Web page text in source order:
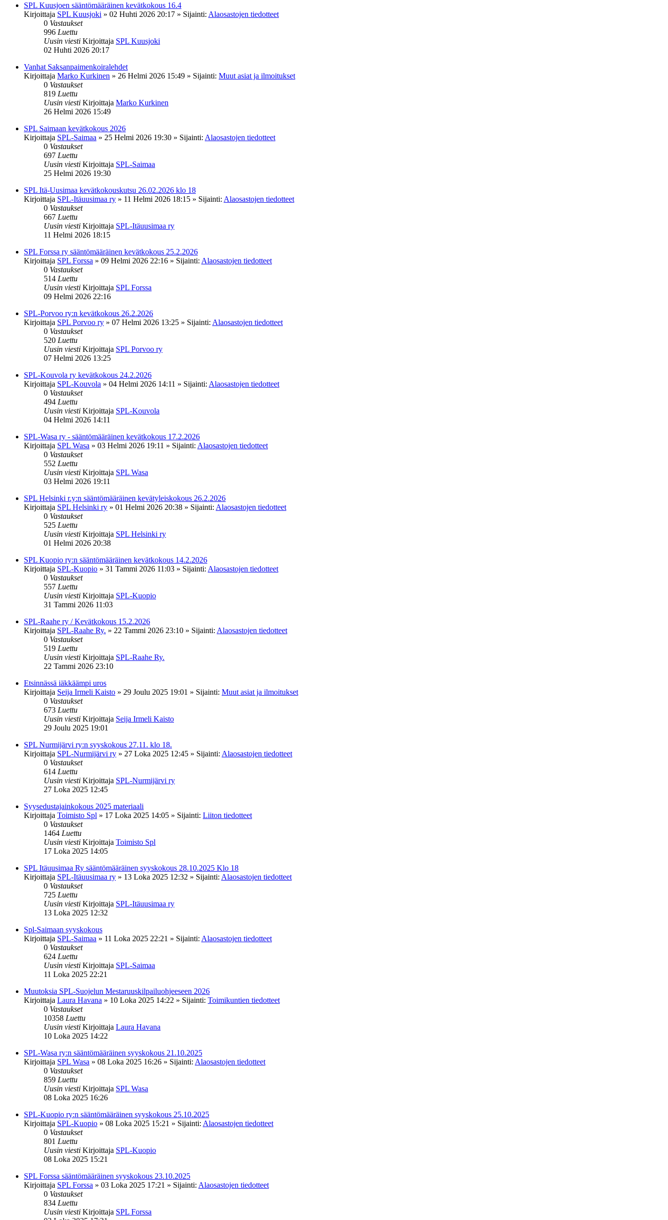
SPL Kuusjoen sääntömääräinen kevätkokous 16.4
Kirjoittaja SPL Kuusjoki » 02 Huhti 2026 20:17 » Sijainti: Alaosastojen tiedotteet
0 Vastaukset
996 Luettu
Uusin viesti Kirjoittaja SPL Kuusjoki
02 Huhti 2026 20:17
Vanhat Saksanpaimenkoiralehdet
Kirjoittaja Marko Kurkinen » 26 Helmi 2026 15:49 » Sijainti: Muut asiat ja ilmoitukset
0 Vastaukset
819 Luettu
Uusin viesti Kirjoittaja Marko Kurkinen
26 Helmi 2026 15:49
SPL Saimaan kevätkokous 2026
Kirjoittaja SPL-Saimaa » 25 Helmi 2026 19:30 » Sijainti: Alaosastojen tiedotteet
0 Vastaukset
697 Luettu
Uusin viesti Kirjoittaja SPL-Saimaa
25 Helmi 2026 19:30
SPL Itä-Uusimaa kevätkokouskutsu 26.02.2026 klo 18
Kirjoittaja SPL-Itäuusimaa ry » 11 Helmi 2026 18:15 » Sijainti: Alaosastojen tiedotteet
0 Vastaukset
667 Luettu
Uusin viesti Kirjoittaja SPL-Itäuusimaa ry
11 Helmi 2026 18:15
SPL Forssa ry sääntömääräinen kevätkokous 25.2.2026
Kirjoittaja SPL Forssa » 09 Helmi 2026 22:16 » Sijainti: Alaosastojen tiedotteet
0 Vastaukset
514 Luettu
Uusin viesti Kirjoittaja SPL Forssa
09 Helmi 2026 22:16
SPL-Porvoo ry:n kevätkokous 26.2.2026
Kirjoittaja SPL Porvoo ry » 07 Helmi 2026 13:25 » Sijainti: Alaosastojen tiedotteet
0 Vastaukset
520 Luettu
Uusin viesti Kirjoittaja SPL Porvoo ry
07 Helmi 2026 13:25
SPL-Kouvola ry kevätkokous 24.2.2026
Kirjoittaja SPL-Kouvola » 04 Helmi 2026 14:11 » Sijainti: Alaosastojen tiedotteet
0 Vastaukset
494 Luettu
Uusin viesti Kirjoittaja SPL-Kouvola
04 Helmi 2026 14:11
SPL-Wasa ry - sääntömääräinen kevätkokous 17.2.2026
Kirjoittaja SPL Wasa » 03 Helmi 2026 19:11 » Sijainti: Alaosastojen tiedotteet
0 Vastaukset
552 Luettu
Uusin viesti Kirjoittaja SPL Wasa
03 Helmi 2026 19:11
SPL Helsinki r.y:n sääntömääräinen kevätyleiskokous 26.2.2026
Kirjoittaja SPL Helsinki ry » 01 Helmi 2026 20:38 » Sijainti: Alaosastojen tiedotteet
0 Vastaukset
525 Luettu
Uusin viesti Kirjoittaja SPL Helsinki ry
01 Helmi 2026 20:38
SPL Kuopio ry:n sääntömääräinen kevätkokous 14.2.2026
Kirjoittaja SPL-Kuopio » 31 Tammi 2026 11:03 » Sijainti: Alaosastojen tiedotteet
0 Vastaukset
557 Luettu
Uusin viesti Kirjoittaja SPL-Kuopio
31 Tammi 2026 11:03
SPL-Raahe ry / Kevätkokous 15.2.2026
Kirjoittaja SPL-Raahe Ry. » 22 Tammi 2026 23:10 » Sijainti: Alaosastojen tiedotteet
0 Vastaukset
519 Luettu
Uusin viesti Kirjoittaja SPL-Raahe Ry.
22 Tammi 2026 23:10
Etsinnässä iäkkäämpi uros
Kirjoittaja Seija Irmeli Kaisto » 29 Joulu 2025 19:01 » Sijainti: Muut asiat ja ilmoitukset
0 Vastaukset
673 Luettu
Uusin viesti Kirjoittaja Seija Irmeli Kaisto
29 Joulu 2025 19:01
SPL Nurmijärvi ry:n syyskokous 27.11. klo 18.
Kirjoittaja SPL-Nurmijärvi ry » 27 Loka 2025 12:45 » Sijainti: Alaosastojen tiedotteet
0 Vastaukset
614 Luettu
Uusin viesti Kirjoittaja SPL-Nurmijärvi ry
27 Loka 2025 12:45
Syysedustajainkokous 2025 materiaali
Kirjoittaja Toimisto Spl » 17 Loka 2025 14:05 » Sijainti: Liiton tiedotteet
0 Vastaukset
1464 Luettu
Uusin viesti Kirjoittaja Toimisto Spl
17 Loka 2025 14:05
SPL Itäuusimaa Ry sääntömääräinen syyskokous 28.10.2025 Klo 18
Kirjoittaja SPL-Itäuusimaa ry » 13 Loka 2025 12:32 » Sijainti: Alaosastojen tiedotteet
0 Vastaukset
725 Luettu
Uusin viesti Kirjoittaja SPL-Itäuusimaa ry
13 Loka 2025 12:32
Spl-Saimaan syyskokous
Kirjoittaja SPL-Saimaa » 11 Loka 2025 22:21 » Sijainti: Alaosastojen tiedotteet
0 Vastaukset
624 Luettu
Uusin viesti Kirjoittaja SPL-Saimaa
11 Loka 2025 22:21
Muutoksia SPL-Suojelun Mestaruuskilpailuohjeeseen 2026
Kirjoittaja Laura Havana » 10 Loka 2025 14:22 » Sijainti: Toimikuntien tiedotteet
0 Vastaukset
10358 Luettu
Uusin viesti Kirjoittaja Laura Havana
10 Loka 2025 14:22
SPL-Wasa ry:n sääntömääräinen syyskokous 21.10.2025
Kirjoittaja SPL Wasa » 08 Loka 2025 16:26 » Sijainti: Alaosastojen tiedotteet
0 Vastaukset
859 Luettu
Uusin viesti Kirjoittaja SPL Wasa
08 Loka 2025 16:26
SPL-Kuopio ry:n sääntömääräinen syyskokous 25.10.2025
Kirjoittaja SPL-Kuopio » 08 Loka 2025 15:21 » Sijainti: Alaosastojen tiedotteet
0 Vastaukset
801 Luettu
Uusin viesti Kirjoittaja SPL-Kuopio
08 Loka 2025 15:21
SPL Forssa sääntömääräinen syyskokous 23.10.2025
Kirjoittaja SPL Forssa » 03 Loka 2025 17:21 » Sijainti: Alaosastojen tiedotteet
0 Vastaukset
834 Luettu
Uusin viesti Kirjoittaja SPL Forssa